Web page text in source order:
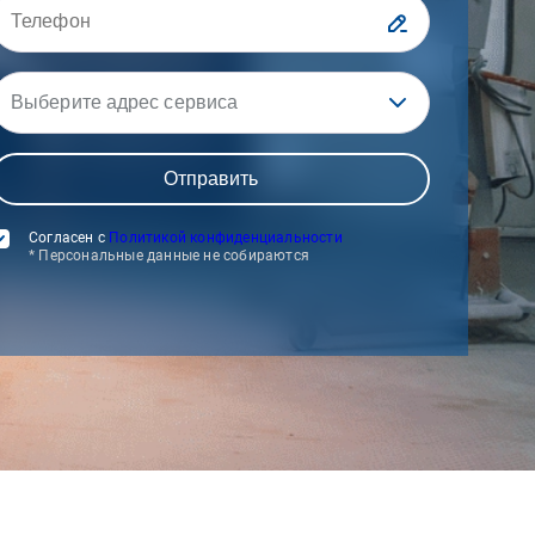
Выберите адрес сервиса
Согласен с Политикой конфиденциальности
* Персональные данные не собираются